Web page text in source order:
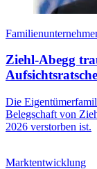
Ziehl-Abegg
Die
Belegschaft von
2026 verstorben ist.
Marktentwicklung